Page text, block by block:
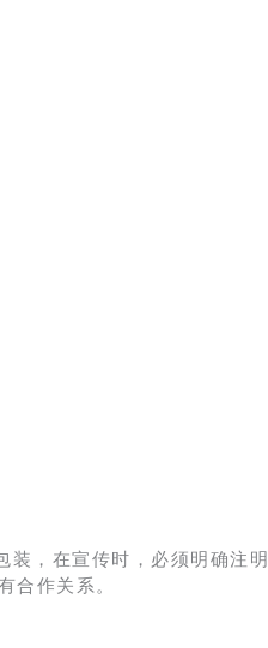
装，在宣传时，必须明确注明
合作关系。